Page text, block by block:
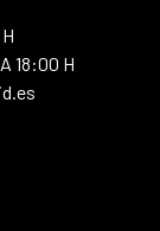
18:00 H